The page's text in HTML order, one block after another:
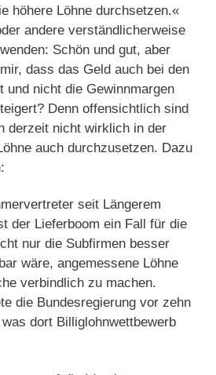
höhere Löhne durchsetzen.«
andere verständlicherweise
Schön und gut, aber
dass das Geld auch bei den
und nicht die Gewinnmargen
Denn offensichtlich sind
derzeit nicht wirklich in der
auch durchzusetzen. Dazu
seit Längerem
der Lieferboom ein Fall für die
nur die Subfirmen besser
wäre, angemessene Löhne
verbindlich zu machen.
die Bundesregierung vor zehn
dort Billiglohnwettbewerb